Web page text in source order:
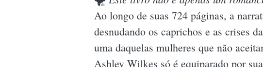
Ao longo de suas 724 páginas, a
desnudando os caprichos e as crises
uma daquelas mulheres que não
Ashley Wilkes só é equiparado por